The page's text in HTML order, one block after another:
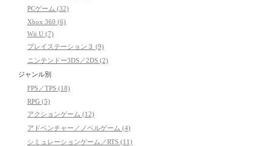
PCゲーム (32)
Xbox 360 (6)
Wii U (7)
プレイステーション３ (9)
ニンテンドー3DS／2DS (2)
ジャンル別
FPS／TPS (18)
RPG (5)
アクションゲーム (12)
アドベンチャー／ノベルゲーム (4)
シミュレーションゲーム／RTS (11)